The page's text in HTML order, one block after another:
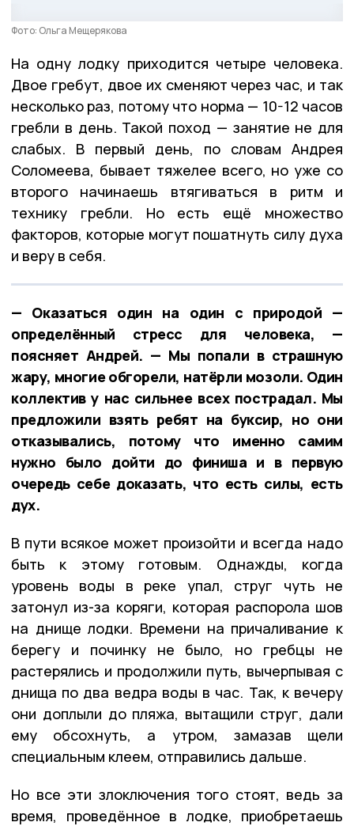
Фото: Ольга Мещерякова
На одну лодку приходится четыре человека.
Двое гребут, двое их сменяют через час, и так
несколько раз, потому что норма — 10-12 часов
гребли в день. Такой поход — занятие не для
слабых. В первый день, по словам Андрея
Соломеева, бывает тяжелее всего, но уже со
второго начинаешь втягиваться в ритм и
технику гребли. Но есть ещё множество
факторов, которые могут пошатнуть силу духа
и веру в себя.
— Оказаться один на один с природой —
определённый стресс для человека, —
поясняет Андрей. — Мы попали в страшную
жару, многие обгорели, натёрли мозоли. Один
коллектив у нас сильнее всех пострадал. Мы
предложили взять ребят на буксир, но они
отказывались, потому что именно самим
нужно было дойти до финиша и в первую
очередь себе доказать, что есть силы, есть
дух.
В пути всякое может произойти и всегда надо
быть к этому готовым. Однажды, когда
уровень воды в реке упал, струг чуть не
затонул из-за коряги, которая распорола шов
на днище лодки. Времени на причаливание к
берегу и починку не было, но гребцы не
растерялись и продолжили путь, вычерпывая с
днища по два ведра воды в час. Так, к вечеру
они доплыли до пляжа, вытащили струг, дали
ему обсохнуть, а утром, замазав щели
специальным клеем, отправились дальше.
Но все эти злоключения того стоят, ведь за
время, проведённое в лодке, приобретаешь